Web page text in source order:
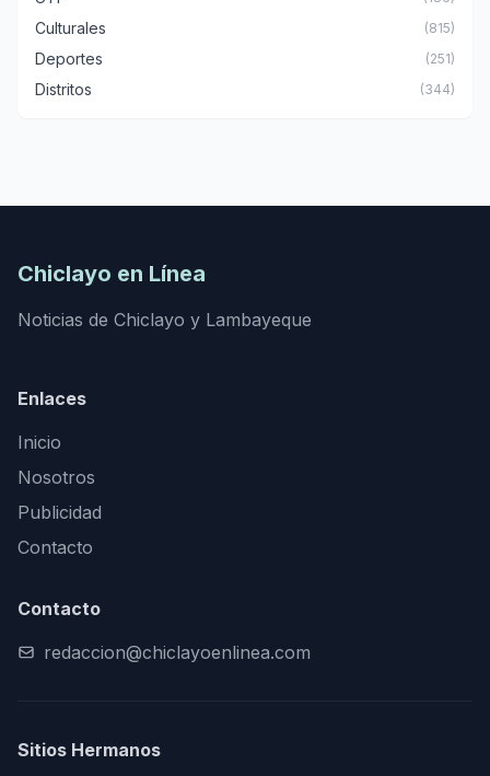
Culturales (815)
Deportes (251)
Distritos (344)
Chiclayo en Línea
Noticias de Chiclayo y Lambayeque
Enlaces
Inicio
Nosotros
Publicidad
Contacto
Contacto
redaccion@chiclayoenlinea.com
Sitios Hermanos